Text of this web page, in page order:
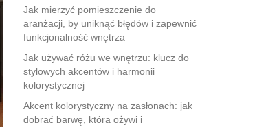
Jak mierzyć pomieszczenie do
aranżacji, by uniknąć błędów i zapewnić
funkcjonalność wnętrza
Jak używać różu we wnętrzu: klucz do
stylowych akcentów i harmonii
kolorystycznej
Akcent kolorystyczny na zasłonach: jak
dobrać barwę, która ożywi i